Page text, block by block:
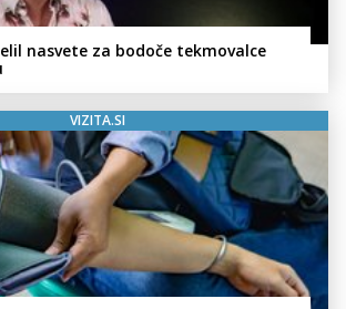
nasvete za bodoče tekmovalce
VIZITA.SI